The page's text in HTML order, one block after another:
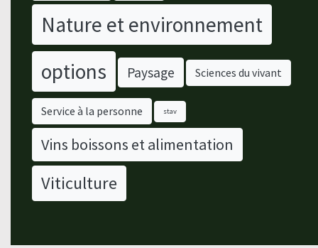
Nature et environnement
options
Paysage Sciences du vivant
Service à la personne stav
Vins boissons et alimentation
Viticulture